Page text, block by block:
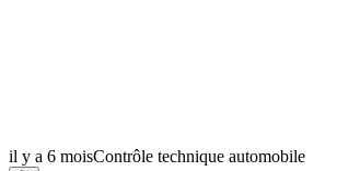
il y a 6 moisContrôle technique automobile